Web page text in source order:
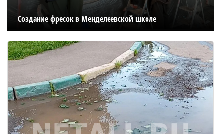
Создание фресок в Менделеевской школе